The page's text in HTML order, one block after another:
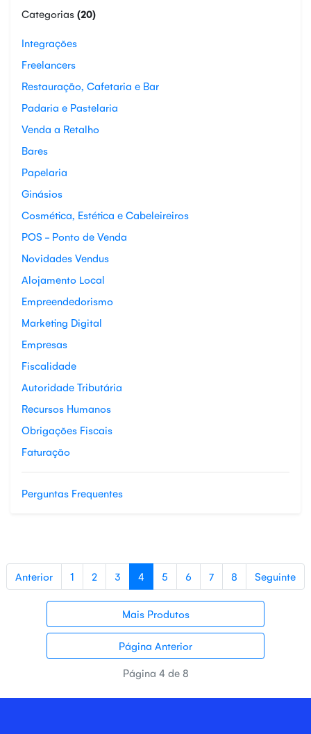
Categorias (20)
Integrações
Freelancers
Restauração, Cafetaria e Bar
Padaria e Pastelaria
Venda a Retalho
Bares
Papelaria
Ginásios
Cosmética, Estética e Cabeleireiros
POS - Ponto de Venda
Novidades Vendus
Alojamento Local
Empreendedorismo
Marketing Digital
Empresas
Fiscalidade
Autoridade Tributária
Recursos Humanos
Obrigações Fiscais
Faturação
Perguntas Frequentes
Anterior 1 2 3 4 5 6 7 8 Seguinte
Mais Produtos
Página Anterior
Página 4 de 8